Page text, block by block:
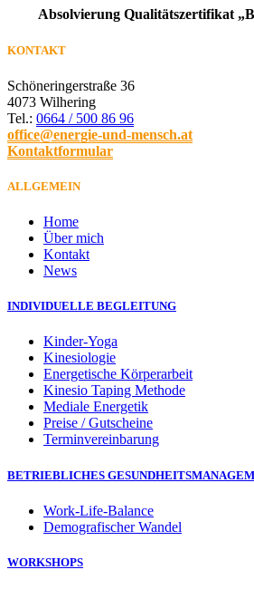
Absolvierung Qualitätszertifikat
KONTAKT
Schöneringerstraße 36
4073 Wilhering
Tel.: 0664 / 500 86 96
office@energie-und-mensch.at
Kontaktformular
ALLGEMEIN
Home
Über mich
Kontakt
News
INDIVIDUELLE BEGLEITUNG
Kinder-Yoga
Kinesiologie
Energetische Körperarbeit
Kinesio Taping Methode
Mediale Energetik
Preise / Gutscheine
Terminvereinbarung
BETRIEBLICHES
Work-Life-Balance
Demografischer Wandel
WORKSHOPS